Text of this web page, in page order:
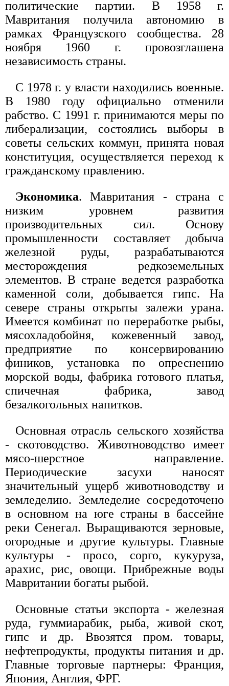
политические партии. В 1958 г.
Мавритания получила автономию в
рамках Французского сообщества. 28
ноября 1960 г. провозглашена
независимость страны.
С 1978 г. у власти находились военные.
В 1980 году официально отменили
рабство. С 1991 г. принимаются меры по
либерализации, состоялись выборы в
советы сельских коммун, принята новая
конституция, осуществляется переход к
гражданскому правлению.
Экономика. Мавритания - страна с
низким уровнем развития
производительных сил. Основу
промышленности составляет добыча
железной руды, разрабатываются
месторождения редкоземельных
элементов. В стране ведется разработка
каменной соли, добывается гипс. На
севере страны открыты залежи урана.
Имеется комбинат по переработке рыбы,
мясохладобойня, кожевенный завод,
предприятие по консервированию
фиников, установка по опреснению
морской воды, фабрика готового платья,
спичечная фабрика, завод
безалкогольных напитков.
Основная отрасль сельского хозяйства
- скотоводство. Животноводство имеет
мясо-шерстное направление.
Периодические засухи наносят
значительный ущерб животноводству и
земледелию. Земледелие сосредоточено
в основном на юге страны в бассейне
реки Сенегал. Выращиваются зерновые,
огородные и другие культуры. Главные
культуры - просо, сорго, кукуруза,
арахис, рис, овощи. Прибрежные воды
Мавритании богаты рыбой.
Основные статьи экспорта - железная
руда, гуммиарабик, рыба, живой скот,
гипс и др. Ввозятся пром. товары,
нефтепродукты, продукты питания и др.
Главные торговые партнеры: Франция,
Япония, Англия, ФРГ.